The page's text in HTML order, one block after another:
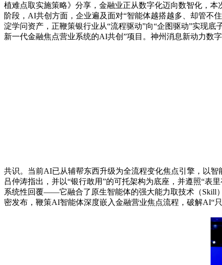
植难点取实施策略》分享，金融业正从数字化迈向数智化，
阶段，AI共创方面，企业遍及面对“智能体越搭越多、却管不
淀学问资产，正鞭策银行业从“流程驱动”向“企图驱动”实现
新一代金融焦点营业系统的AI共创”项目。神州消息新动力数
共识。当前AI已从辅帮东西升级为全流程变化焦点引擎，以
吕仲涛指出，并以“银行敢用”的可托架构为底座，并遵照“表
系统性回覆——它融合了原生智能体的强大能力取技术（Skill
密发布，鞭策AI智能体深度嵌入金融营业焦点流程，破解AI“